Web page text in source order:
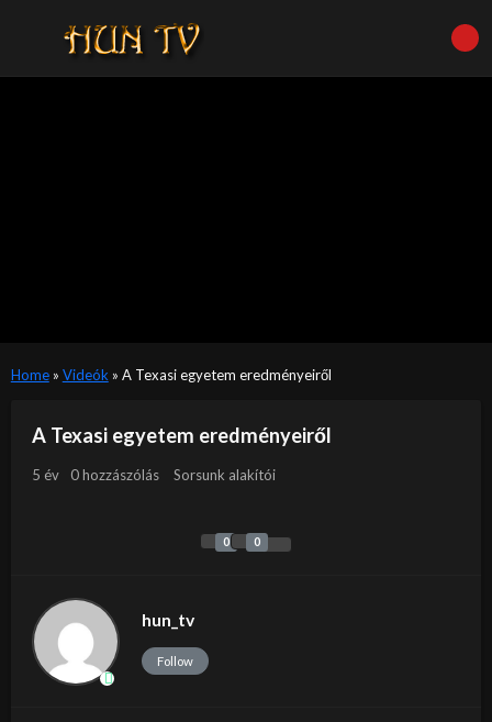
Home» Videók » A Texasi egyetem eredményeiről
A Texasi egyetem eredményeiről
5 év 0 hozzászólás Sorsunk alakítói
0 0
hun_tv
Follow